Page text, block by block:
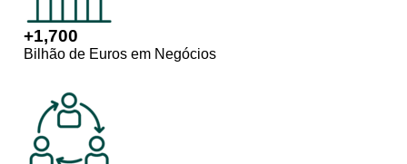
+1,700
Bilhão de Euros em Negócios